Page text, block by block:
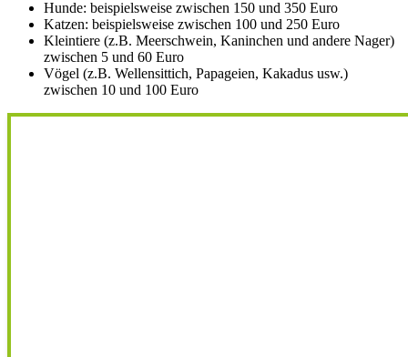
Hunde: beispielsweise zwischen 150 und 350 Euro
Katzen: beispielsweise zwischen 100 und 250 Euro
Kleintiere (z.B. Meerschwein, Kaninchen und andere Nager)
zwischen 5 und 60 Euro
Vögel (z.B. Wellensittich, Papageien, Kakadus usw.)
zwischen 10 und 100 Euro